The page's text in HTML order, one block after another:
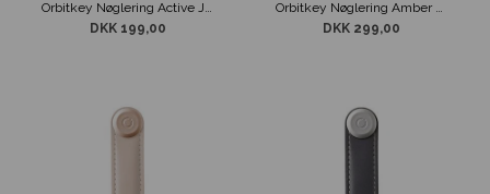
DKK 199,00
DKK 299,00